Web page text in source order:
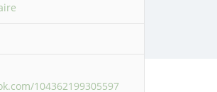
104362199305597